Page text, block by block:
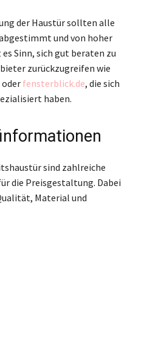
der Haustür sollten alle
und von hoher
Sinn, sich gut beraten zu
zurückzugreifen wie
oder fensterblick.de, die sich
haben.
sind zahlreiche
die Preisgestaltung. Dabei
Material und